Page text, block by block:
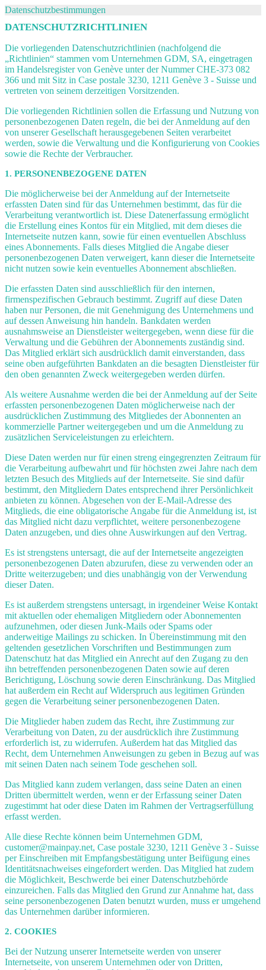
Datenschutzbestimmungen
DATENSCHUTZRICHTLINIEN
Die vorliegenden Datenschutzrichtlinien (nachfolgend die
„Richtlinien“ stammen vom Unternehmen GDM, SA, eingetragen
im Handelsregister von Genève unter der Nummer CHE-373 082
366 und mit Sitz in Case postale 3230, 1211 Genève 3 - Suisse und
vertreten von seinem derzeitigen Vorsitzenden.
Die vorliegenden Richtlinien sollen die Erfassung und Nutzung von
personenbezogenen Daten regeln, die bei der Anmeldung auf den
von unserer Gesellschaft herausgegebenen Seiten verarbeitet
werden, sowie die Verwaltung und die Konfigurierung von Cookies
sowie die Rechte der Verbraucher.
1. PERSONENBEZOGENE DATEN
Die möglicherweise bei der Anmeldung auf der Internetseite
erfassten Daten sind für das Unternehmen bestimmt, das für die
Verarbeitung verantwortlich ist. Diese Datenerfassung ermöglicht
die Erstellung eines Kontos für ein Mitglied, mit dem dieses die
Internetseite nutzen kann, sowie für einen eventuellen Abschluss
eines Abonnements. Falls dieses Mitglied die Angabe dieser
personenbezogenen Daten verweigert, kann dieser die Internetseite
nicht nutzen sowie kein eventuelles Abonnement abschließen.
Die erfassten Daten sind ausschließlich für den internen,
firmenspezifischen Gebrauch bestimmt. Zugriff auf diese Daten
haben nur Personen, die mit Genehmigung des Unternehmens und
auf dessen Anweisung hin handeln. Bankdaten werden
ausnahmsweise an Dienstleister weitergegeben, wenn diese für die
Verwaltung und die Gebühren der Abonnements zuständig sind.
Das Mitglied erklärt sich ausdrücklich damit einverstanden, dass
seine oben aufgeführten Bankdaten an die besagten Dienstleister für
den oben genannten Zweck weitergegeben werden dürfen.
Als weitere Ausnahme werden die bei der Anmeldung auf der Seite
erfassten personenbezogenen Daten möglicherweise nach der
ausdrücklichen Zustimmung des Mitgliedes der Abonnenten an
kommerzielle Partner weitergegeben und um die Anmeldung zu
zusätzlichen Serviceleistungen zu erleichtern.
Diese Daten werden nur für einen streng eingegrenzten Zeitraum für
die Verarbeitung aufbewahrt und für höchsten zwei Jahre nach dem
letzten Besuch des Mitglieds auf der Internetseite. Sie sind dafür
bestimmt, den Mitgliedern Dates entsprechend ihrer Persönlichkeit
anbieten zu können. Abgesehen von der E-Mail-Adresse des
Mitglieds, die eine obligatorische Angabe für die Anmeldung ist, ist
das Mitglied nicht dazu verpflichtet, weitere personenbezogene
Daten anzugeben, und dies ohne Auswirkungen auf den Vertrag.
Es ist strengstens untersagt, die auf der Internetseite angezeigten
personenbezogenen Daten abzurufen, diese zu verwenden oder an
Dritte weiterzugeben; und dies unabhängig von der Verwendung
dieser Daten.
Es ist außerdem strengstens untersagt, in irgendeiner Weise Kontakt
mit aktuellen oder ehemaligen Mitgliedern oder Abonnementen
aufzunehmen, oder diesen Junk-Mails oder Spams oder
anderweitige Mailings zu schicken. In Übereinstimmung mit den
geltenden gesetzlichen Vorschriften und Bestimmungen zum
Datenschutz hat das Mitglied ein Anrecht auf den Zugang zu den
ihn betreffenden personenbezogenen Daten sowie auf deren
Berichtigung, Löschung sowie deren Einschränkung. Das Mitglied
hat außerdem ein Recht auf Widerspruch aus legitimen Gründen
gegen die Verarbeitung seiner personenbezogenen Daten.
Die Mitglieder haben zudem das Recht, ihre Zustimmung zur
Verarbeitung von Daten, zu der ausdrücklich ihre Zustimmung
erforderlich ist, zu widerrufen. Außerdem hat das Mitglied das
Recht, dem Unternehmen Anweisungen zu geben in Bezug auf was
mit seinen Daten nach seinem Tode geschehen soll.
Das Mitglied kann zudem verlangen, dass seine Daten an einen
Dritten übermittelt werden, wenn er der Erfassung seiner Daten
zugestimmt hat oder diese Daten im Rahmen der Vertragserfüllung
erfasst werden.
Alle diese Rechte können beim Unternehmen GDM,
customer@mainpay.net, Case postale 3230, 1211 Genève 3 - Suisse
per Einschreiben mit Empfangsbestätigung unter Beifügung eines
Identitätsnachweises eingefordert werden. Das Mitglied hat zudem
die Möglichkeit, Beschwerde bei einer Datenschutzbehörde
einzureichen. Falls das Mitglied den Grund zur Annahme hat, dass
seine personenbezogenen Daten benutzt wurden, muss er umgehend
das Unternehmen darüber informieren.
2. COOKIES
Bei der Nutzung unserer Internetseite werden von unserer
Internetseite, von unserem Unternehmen oder von Dritten,